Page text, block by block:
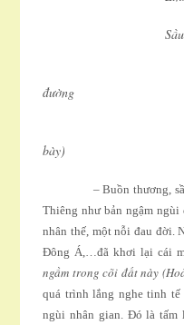
Sầu đã chín,
Nhận tôi đi,
đường
bày)
– Buồn thương, sầu
Thiêng như bản ngậm
nhân thế, một nỗi đau đời.
Ðông Á,…đã khơi lại cái
ngầm trong cõi đất này
quá trình lắng nghe tinh
ngùi nhân gian. Ðó là tấm